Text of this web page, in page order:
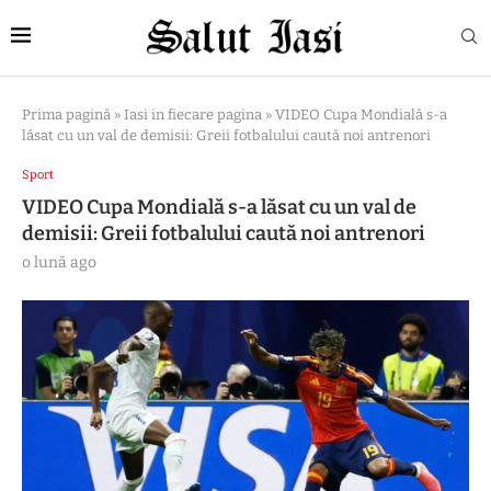
Prima pagină » Iasi in fiecare pagina » VIDEO Cupa Mondială s-a
lăsat cu un val de demisii: Greii fotbalului caută noi antrenori
Sport
VIDEO Cupa Mondială s-a lăsat cu un val de
demisii: Greii fotbalului caută noi antrenori
o lună ago